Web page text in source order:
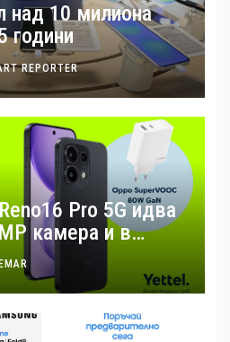
над 10 милиона
години
REPORTER
Pro 5G идва
камера и в
зарядно за бързо